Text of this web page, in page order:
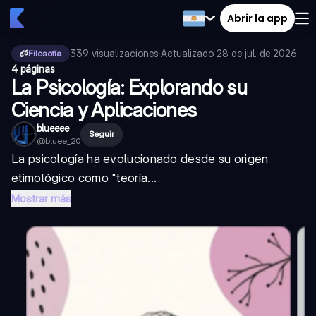
Abrir la app
Filosofía 339 visualizaciones·Actualizado 28 de jul. de 2026·
4 páginas
La Psicología: Explorando su
Ciencia y Aplicaciones
blueeee
@bluee_20
Seguir
La psicología ha evolucionado desde su origen
etimológico como "teoría...
Mostrar más